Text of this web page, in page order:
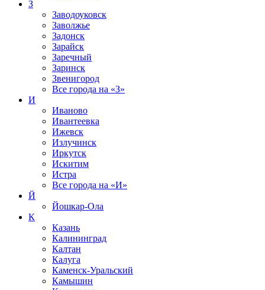
З
Заводоуковск
Заволжье
Задонск
Зарайск
Заречный
Заринск
Звенигород
Все города на «З»
И
Иваново
Ивантеевка
Ижевск
Излучинск
Иркутск
Искитим
Истра
Все города на «И»
Й
Йошкар-Ола
К
Казань
Калининград
Калтан
Калуга
Каменск-Уральский
Камышин